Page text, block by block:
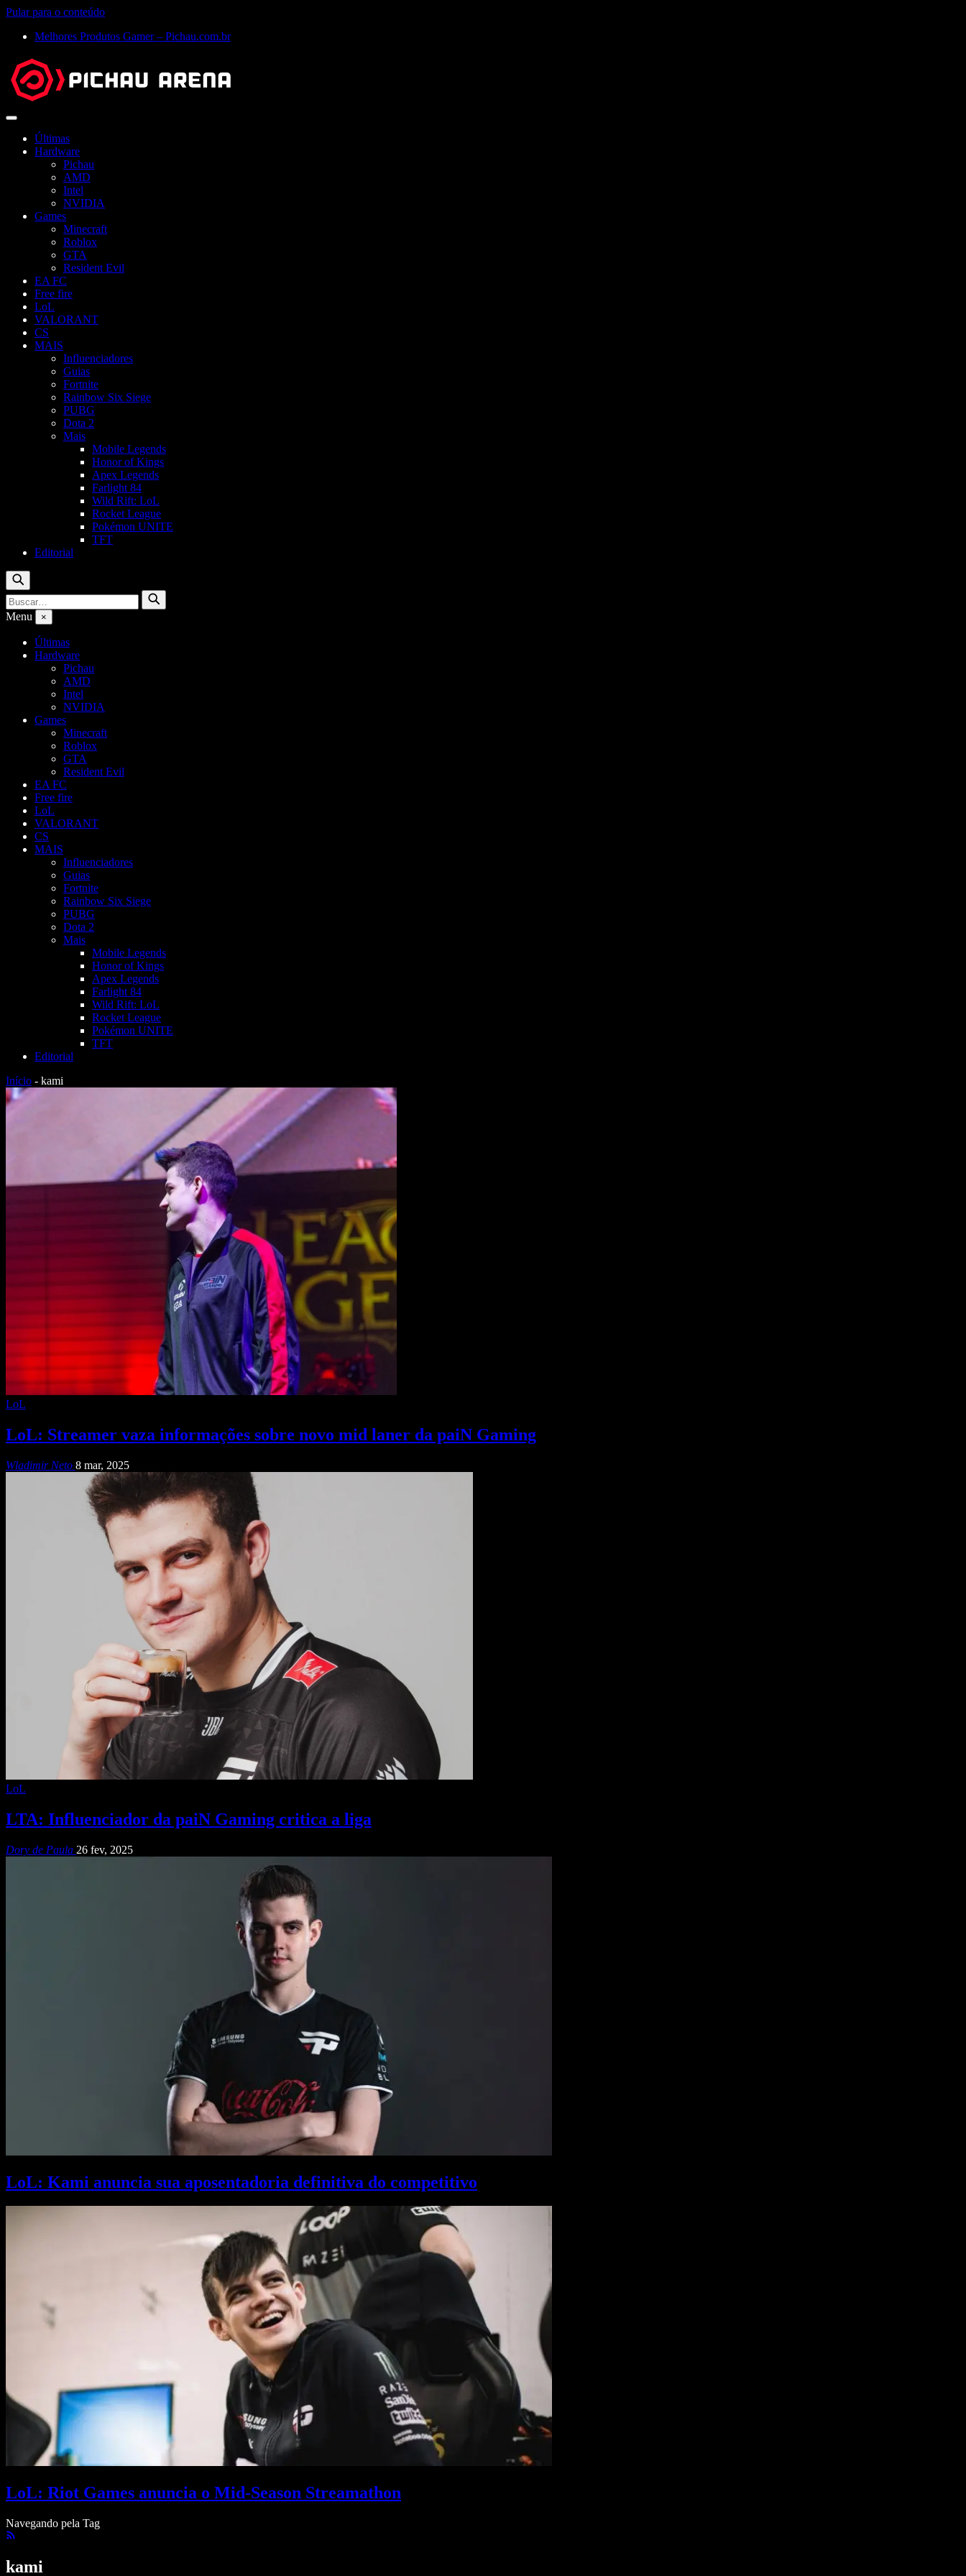
Pular para o conteúdo
Melhores Produtos Gamer – Pichau.com.br
Abrir
Últimas
Hardware
Pichau
AMD
Intel
NVIDIA
Games
Minecraft
Roblox
GTA
Resident Evil
EA FC
Free fire
LoL
VALORANT
CS
MAIS
Influenciadores
Guias
Fortnite
Rainbow Six Siege
PUBG
Dota 2
Mais
Mobile Legends
Honor of Kings
Apex Legends
Farlight 84
Wild Rift: LoL
Rocket League
Pokémon UNITE
TFT
Editorial
Buscar
Buscar
por:
Buscar
Menu ×
Últimas
Hardware
Pichau
AMD
Intel
NVIDIA
Games
Minecraft
Roblox
GTA
Resident Evil
EA FC
Free fire
LoL
VALORANT
CS
MAIS
Influenciadores
Guias
Fortnite
Rainbow Six Siege
PUBG
Dota 2
Mais
Mobile Legends
Honor of Kings
Apex Legends
Farlight 84
Wild Rift: LoL
Rocket League
Pokémon UNITE
TFT
Editorial
Início - kami
LoL
LoL: Streamer vaza informações sobre novo mid laner da paiN Gaming
Wladimir Neto 8 mar, 2025
LoL
LTA: Influenciador da paiN Gaming critica a liga
Dory de Paula 26 fev, 2025
LoL: Kami anuncia sua aposentadoria definitiva do competitivo
LoL: Riot Games anuncia o Mid-Season Streamathon
Navegando pela Tag
kami